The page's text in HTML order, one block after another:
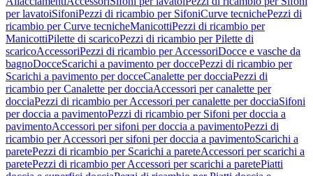
per lavatoiSifoniPezzi di ricambio per SifoniCurve tecnichePezzi di
ricambio per Curve tecnicheManicottiPezzi di ricambio per
ManicottiPilette di scaricoPezzi di ricambio per Pilette di
scaricoAccessoriPezzi di ricambio per AccessoriDocce e vasche da
bagnoDocceScarichi a pavimento per doccePezzi di ricambio per
Scarichi a pavimento per docceCanalette per docciaPezzi di
ricambio per Canalette per docciaAccessori per canalette per
docciaPezzi di ricambio per Accessori per canalette per docciaSifoni
per doccia a pavimentoPezzi di ricambio per Sifoni per doccia a
pavimentoAccessori per sifoni per doccia a pavimentoPezzi di
ricambio per Accessori per sifoni per doccia a pavimentoScarichi a
paretePezzi di ricambio per Scarichi a pareteAccessori per scarichi a
paretePezzi di ricambio per Accessori per scarichi a paretePiatti